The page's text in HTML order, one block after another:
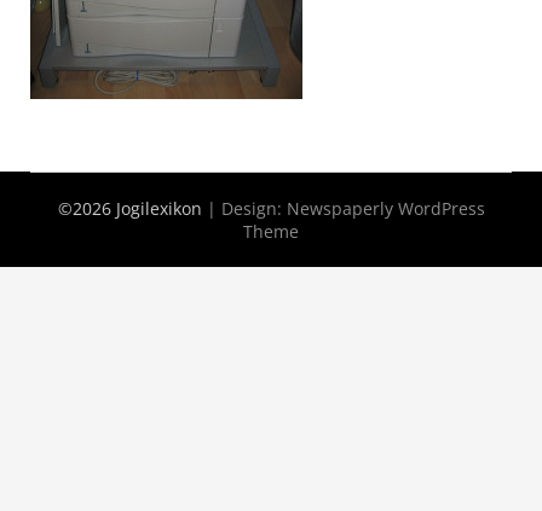
©2026 Jogilexikon | Design: Newspaperly WordPress
Theme